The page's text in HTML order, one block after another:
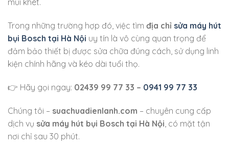
mùi khét.
Trong những trường hợp đó, việc tìm địa chỉ sửa máy hút
bụi Bosch tại Hà Nội uy tín là vô cùng quan trọng để
đảm bảo thiết bị được sửa chữa đúng cách, sử dụng linh
kiện chính hãng và kéo dài tuổi thọ.
👉 Hãy gọi ngay: 02439 99 77 33 – 0941 99 77 33
Chúng tôi – suachuadienlanh.com – chuyên cung cấp
dịch vụ sửa máy hút bụi Bosch tại Hà Nội , có mặt tận
nơi chỉ sau 30 phút.